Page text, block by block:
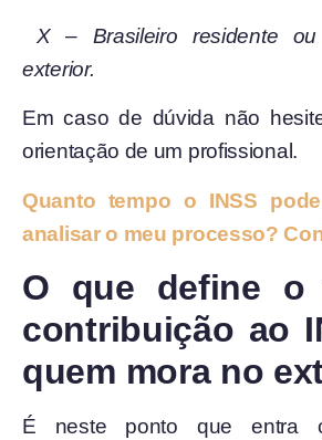
X – Brasileiro residente ou
exterior.
Em caso de dúvida não
orientação de um profissional.
Quanto tempo o INSS
analisar o meu processo?
O que define o
contribuição ao
quem mora no
É neste ponto que entra o